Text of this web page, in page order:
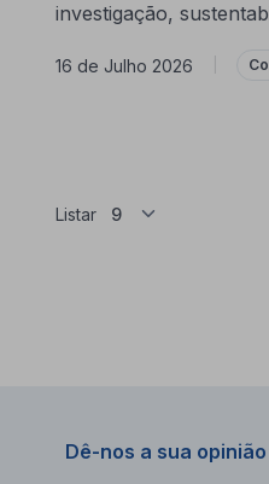
investigação,
16 de Julho 2026
Listar
Dê-nos a sua